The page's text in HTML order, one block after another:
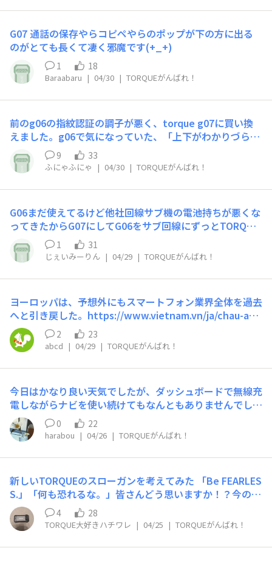
G07 通話の保存やらコピペやらのポップが下の方に出る
のがとても長くて凄く邪魔です(⁠+⁠_⁠+⁠)
1 18
Baraabaru | 04/30 | TORQUEがんばれ！
前のg06の指紋認証の調子が悪く、torque g07に買い換
えました。g06で気になっていた、「上下がわかりづらい
デザイン」という点、今回も改善されず、少しがっかり。
g01やg03はわかりやすかったのに…と昔を懐かしんでい
ます。
9 33
ふにゃふにゃ | 04/30 | TORQUEがんばれ！
G06まだ使えてるけど他社回線サブ機の電池持ちが悪くな
ってきたからG07にしてG06をサブ回線にずっとTORQUE
使い続けてきた私でも初のTORQUE2台持ち運用中因みに
中１の息子が5G使用中のため直近TORQUE3代？の3台稼
働中です
1 31
じぇいみーりん | 04/29 | TORQUEがんばれ！
ヨーロッパは、予想外にもスマートフォン業界全体を過去
へと引き戻した。https://www.vietnam.vn/ja/chau-au-
bat-ngo-dua-ca-the-gioi-smartphone-quay-tro-ve-qu
a-khu「着脱式電池への回帰は、美観と技術の両面におい
て後退と見なされている」「現在ハイエンドデバイスの標
準となっている防水・防塵性能が低下することを懸念して
接合部を維持すると、長期使用におけるデバイスの物理的
な耐久性に一定のリスクが生じる」「デザインの華やかさ
は、持続可能性とユーザーの自由へと取って代わられよう
としている」電池交換機能を持ちながら海中潜水の防水性
ことをやっています法律で強制にしてしまうと機種選択す
る「ユーザーの自由」が損なわれる気がしますが国内のT
ORQUEは自力で様々な現実の壁を乗り越えてG07でより
多くのユーザーの意見が反映された設計になりますます自
由度が増した気がします写真は以前使用していた京セラガ
ラケー電池です
2 23
abcd | 04/29 | TORQUEがんばれ！
今日はかなり良い天気でしたが、ダッシュボードで無線充
電しながらナビを使い続けてもなんともありませんでし
た。気になってバッテリー温度を見てみたら41℃、とい
うことは40℃を超えてすぐ止まるような設定でもないん
ですね。というか、こういういかにも熱くなりそうな場面
は意外と平気だったりしますね。むしろ夜とか家の中で止
0 22
harabou | 04/26 | TORQUEがんばれ！
新しいTORQUEのスローガンを考えてみた 「Be FEARLES
S.」「何も恐れるな。」皆さんどう思いますか！？今の時
代に合ってると思うんですが、どう思います！？ぜひぜひ
教えてください😊
4 28
TORQUE大好きハチワレ | 04/25 | TORQUEがんばれ！